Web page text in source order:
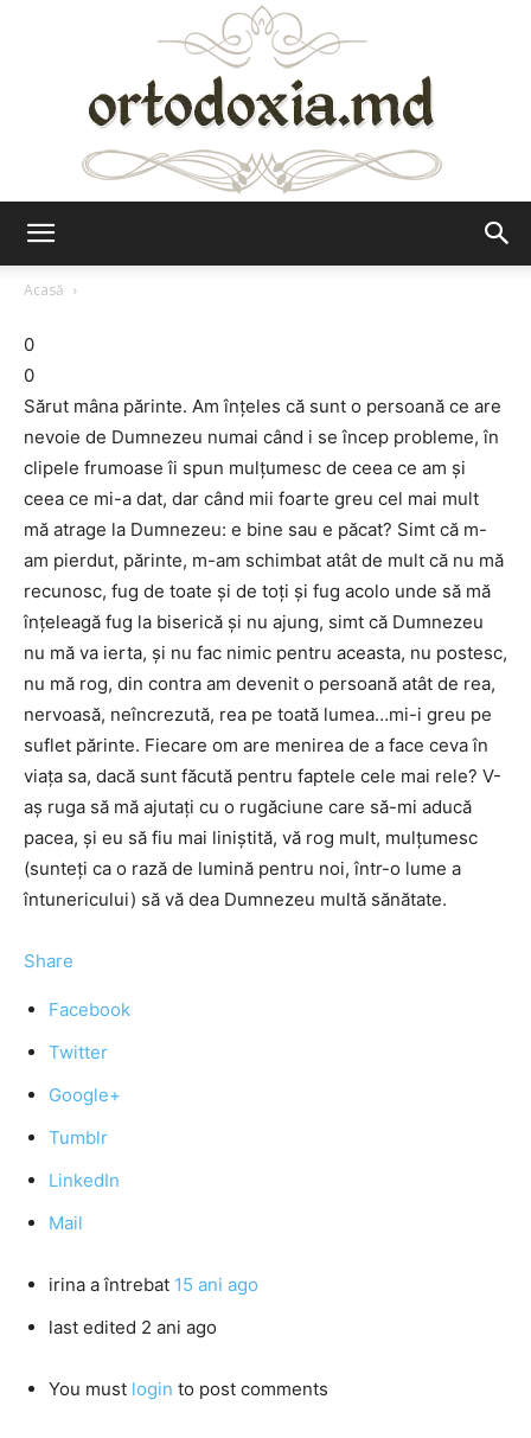
Acasă
0
0
Sărut mâna părinte. Am înțeles că sunt o persoană ce are
nevoie de Dumnezeu numai când i se încep probleme, în
clipele frumoase îi spun mulțumesc de ceea ce am și
ceea ce mi-a dat, dar când mii foarte greu cel mai mult
mă atrage la Dumnezeu: e bine sau e păcat? Simt că m-
am pierdut, părinte, m-am schimbat atât de mult că nu mă
recunosc, fug de toate și de toți și fug acolo unde să mă
înțeleagă fug la biserică și nu ajung, simt că Dumnezeu
nu mă va ierta, și nu fac nimic pentru aceasta, nu postesc,
nu mă rog, din contra am devenit o persoană atât de rea,
nervoasă, neîncrezută, rea pe toată lumea…mi-i greu pe
suflet părinte. Fiecare om are menirea de a face ceva în
viața sa, dacă sunt făcută pentru faptele cele mai rele? V-
aș ruga să mă ajutați cu o rugăciune care să-mi aducă
pacea, și eu să fiu mai liniștită, vă rog mult, mulțumesc
(sunteți ca o rază de lumină pentru noi, într-o lume a
întunericului) să vă dea Dumnezeu multă sănătate.
Share
Facebook
Twitter
Google+
Tumblr
LinkedIn
Mail
irina a întrebat 15 ani ago
last edited 2 ani ago
You must login to post comments